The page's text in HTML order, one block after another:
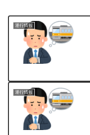
運行情報
運行情報